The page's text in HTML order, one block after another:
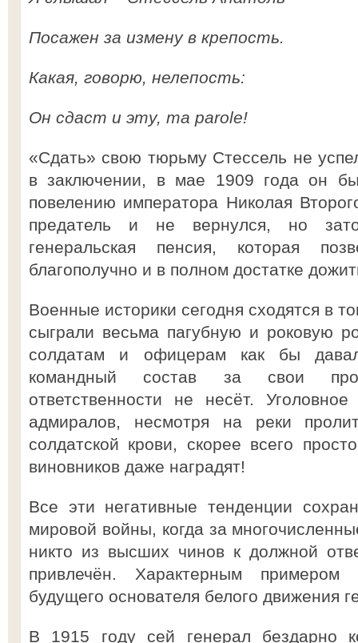
Посажен за измену в крепость.
Какая, говорю, нелепость:
Он сдаст и эту, ma parole!
«Сдать» свою тюрьму Стессель не
в заключении, в мае 1909 года он
повелению императора Николая
предатель и не вернулся, но
генеральская пенсия, которая
благополучно и в полном достатке
Военные историки сегодня сходятся в
сыграли весьма пагубную и роковую
солдатам и офицерам как бы
командный состав за свои
ответственности не несёт.
адмиралов, несмотря на реки
солдатской крови, скорее всего
виновников даже наградят!
Все эти негативные тенденции
мировой войны, когда за
никто из высших чинов к должной
привлечён. Характерным примером
будущего основателя белого движения
В 1915 году сей генерал бездарно